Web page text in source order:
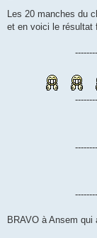
s
a
Les 20 manches du
et en voici le résultat
BRAVO à Ansem